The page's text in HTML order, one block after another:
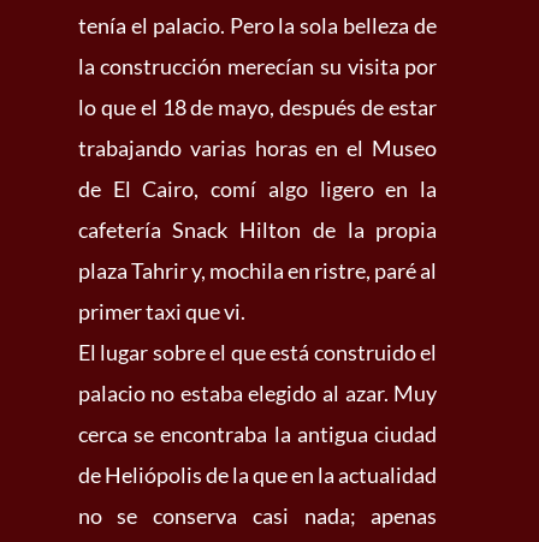
tenía el palacio. Pero la sola belleza de
la construcción merecían su visita por
lo que el 18 de mayo, después de estar
trabajando varias horas en el Museo
de El Cairo, comí algo ligero en la
cafetería Snack Hilton de la propia
plaza Tahrir y, mochila en ristre, paré al
primer taxi que vi.
El lugar sobre el que está construido el
palacio no estaba elegido al azar. Muy
cerca se encontraba la antigua ciudad
de Heliópolis de la que en la actualidad
no se conserva casi nada; apenas